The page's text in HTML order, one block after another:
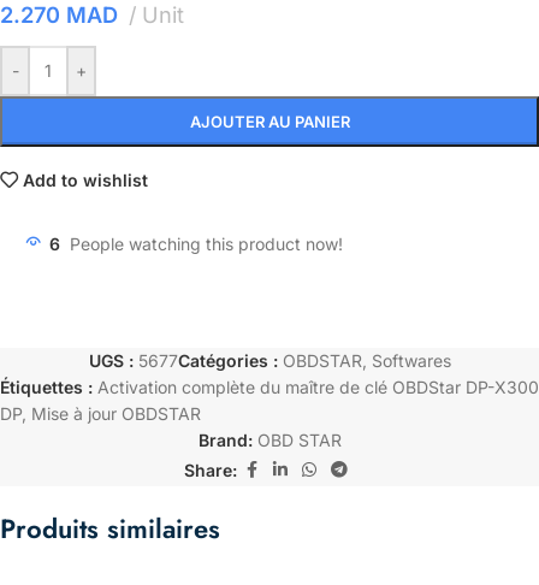
2.270 MAD Unit
- +
AJOUTER AU PANIER
Add to wishlist
6 People watching this product now!
UGS : 5677Catégories : OBDSTAR Softwares
Étiquettes : Activation complète du maître de clé OBDStar DP-X300
DP Mise à jour OBDSTAR
Brand: OBD STAR
Share:
Produits similaires